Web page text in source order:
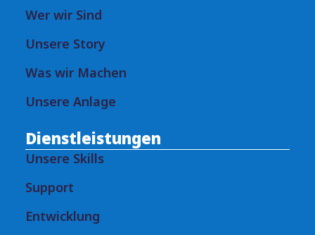
Wer wir Sind
Unsere Story
Was wir Machen
Unsere Anlage
Dienstleistungen
Unsere Skills
Support
Entwicklung